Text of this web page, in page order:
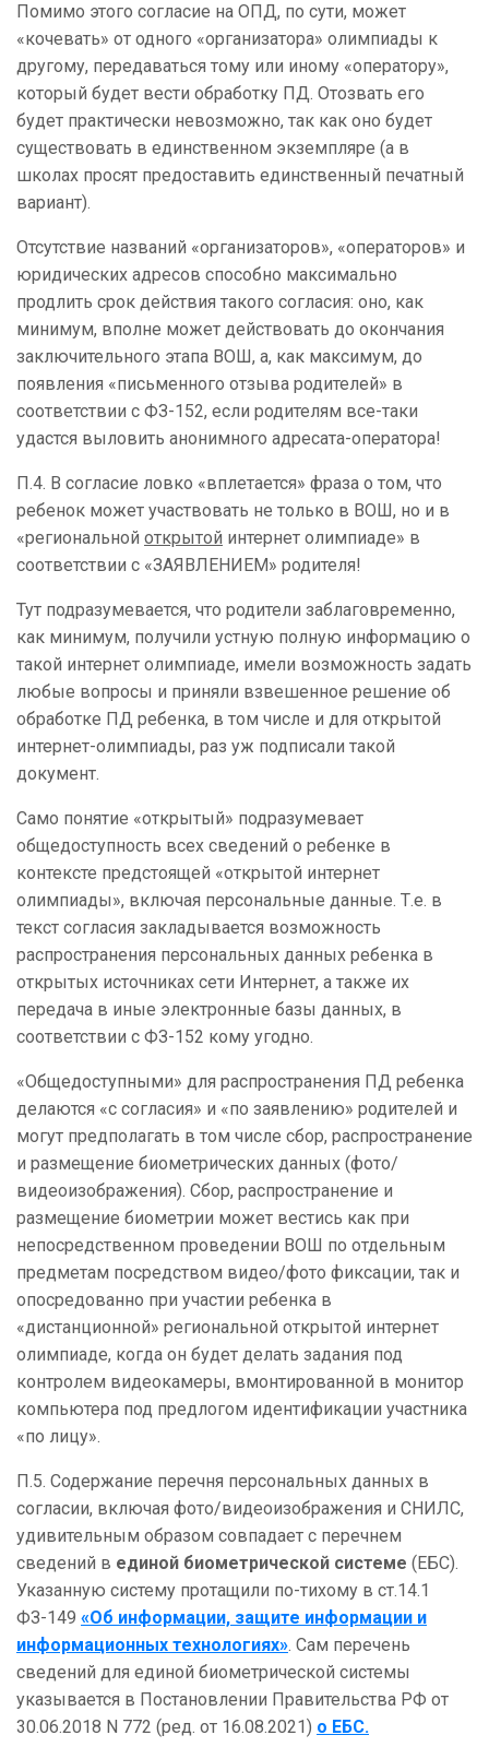
Помимо этого согласие на ОПД, по сути, может
«кочевать» от одного «организатора» олимпиады к
другому, передаваться тому или иному «оператору»,
который будет вести обработку ПД. Отозвать его
будет практически невозможно, так как оно будет
существовать в единственном экземпляре (а в
школах просят предоставить единственный печатный
вариант).
Отсутствие названий «организаторов», «операторов» и
юридических адресов способно максимально
продлить срок действия такого согласия: оно, как
минимум, вполне может действовать до окончания
заключительного этапа ВОШ, а, как максимум, до
появления «письменного отзыва родителей» в
соответствии с ФЗ-152, если родителям все-таки
удастся выловить анонимного адресата-оператора!
П.4. В согласие ловко «вплетается» фраза о том, что
ребенок может участвовать не только в ВОШ, но и в
«региональной открытой интернет олимпиаде» в
соответствии с «ЗАЯВЛЕНИЕМ» родителя!
Тут подразумевается, что родители заблаговременно,
как минимум, получили устную полную информацию о
такой интернет олимпиаде, имели возможность задать
любые вопросы и приняли взвешенное решение об
обработке ПД ребенка, в том числе и для открытой
интернет-олимпиады, раз уж подписали такой
документ.
Само понятие «открытый» подразумевает
общедоступность всех сведений о ребенке в
контексте предстоящей «открытой интернет
олимпиады», включая персональные данные. Т.е. в
текст согласия закладывается возможность
распространения персональных данных ребенка в
открытых источниках сети Интернет, а также их
передача в иные электронные базы данных, в
соответствии с ФЗ-152 кому угодно.
«Общедоступными» для распространения ПД ребенка
делаются «с согласия» и «по заявлению» родителей и
могут предполагать в том числе сбор, распространение
и размещение биометрических данных (фото/
видеоизображения). Сбор, распространение и
размещение биометрии может вестись как при
непосредственном проведении ВОШ по отдельным
предметам посредством видео/фото фиксации, так и
опосредованно при участии ребенка в
«дистанционной» региональной открытой интернет
олимпиаде, когда он будет делать задания под
контролем видеокамеры, вмонтированной в монитор
компьютера под предлогом идентификации участника
«по лицу».
П.5. Содержание перечня персональных данных в
согласии, включая фото/видеоизображения и СНИЛС,
удивительным образом совпадает с перечнем
сведений в единой биометрической системе (ЕБС).
Указанную систему протащили по-тихому в ст.14.1
ФЗ-149 «Об информации, защите информации и
информационных технологиях». Сам перечень
сведений для единой биометрической системы
указывается в Постановлении Правительства РФ от
30.06.2018 N 772 (ред. от 16.08.2021) о ЕБС.